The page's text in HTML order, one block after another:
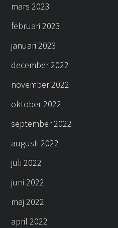
mars 2023
februari 2023
januari 2023
december 2022
november 2022
oktober 2022
september 2022
augusti 2022
juli 2022
juni 2022
maj 2022
april 2022